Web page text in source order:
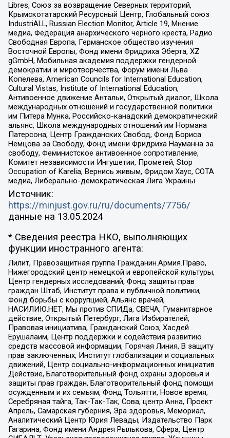
Libres, Союз за возвращение Северных территорий,
Крымскотатарский Ресурсный Центр, Глобальный союз
IndustriALL, Russian Election Monitor, Article 19, Мнение
медиа, Федерация анархического черного креста, Радио
Свободная Европа, Германское общество изучения
Восточной Европы, Фонд имени Фридриха Эберта, XZ
gGmbH, Мобильная академия поддержки гендерной
демократии и миротворчества, Форум имени Льва
Копелева, American Councils for International Education,
Cultural Vistas, Institute of International Education,
Антивоенное движение Антальи, Открытый диалог, Школа
международных отношений и государственной политики
им Питера Мунка, Российско-канадский демократический
альянс, Школа международных отношений им Нормана
Патерсона, Центр Гражданских Свобод, Фонд Бориса
Немцова за Свободу, Фонд имени Фридриха Науманна за
свободу, Феминистское антивоенное сопротивление,
Комитет независимости Ингушетии, Прометей, Stop
Occupation of Karelia, Вернись живым, Фридом Хаус, СОТА
медиа, Либерально-демократическая Лига Украины
Источник:
https://minjust.gov.ru/ru/documents/7756/
данные на 13.05.2024
* Сведения реестра НКО, выполняющих
функции иностранного агента:
Лилит, Правозащитная группа Гражданин.Армия.Право,
Нижегородский центр немецкой и европейской культуры,
Центр гендерных исследований, Фонд защиты прав
граждан Штаб, Институт права и публичной политики,
Фонд борьбы с коррупцией, Альянс врачей,
НАСИЛИЮ.НЕТ, Мы против СПИДа, СВЕЧА, Гуманитарное
действие, Открытый Петербург, Лига Избирателей,
Правовая инициатива, Гражданский Союз, Хасдей
Ерушалаим, Центр поддержки и содействия развитию
средств массовой информации, Горячая Линия, В защиту
прав заключенных, Институт глобализации и социальных
движений, Центр социально-информационных инициатив
Действие, Благотворительный фонд охраны здоровья и
защиты прав граждан, Благотворительный фонд помощи
осужденным и их семьям, Фонд Тольятти, Новое время,
Серебряная тайга, Так-Так-Так, Сова, центр Анна, Проект
Апрель, Самарская губерния, Эра здоровья, Мемориал,
Аналитический Центр Юрия Левады, Издательство Парк
Гагарина, Фонд имени Андрея Рылькова, Сфера, Центр